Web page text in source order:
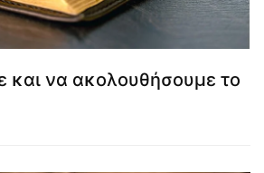
και να ακολουθήσουμε το